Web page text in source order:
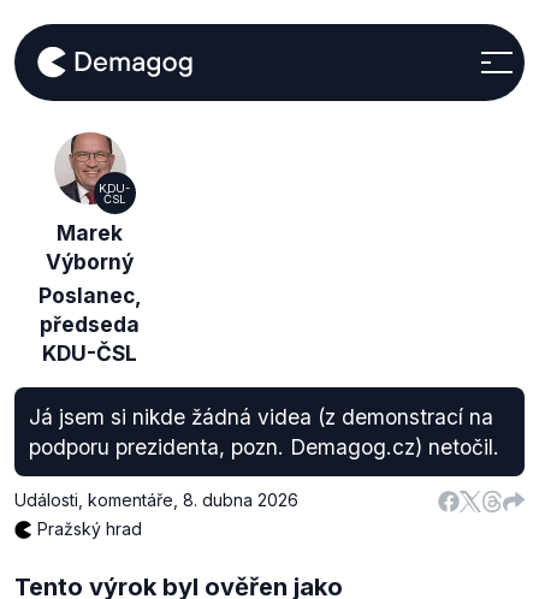
KDU-
ČSL
Marek
Výborný
Poslanec,
předseda
KDU-ČSL
Já jsem si nikde žádná videa (z demonstrací na
podporu prezidenta, pozn. Demagog.cz) netočil.
Události, komentáře 8. dubna 2026
Pražský hrad
Tento výrok byl ověřen jako